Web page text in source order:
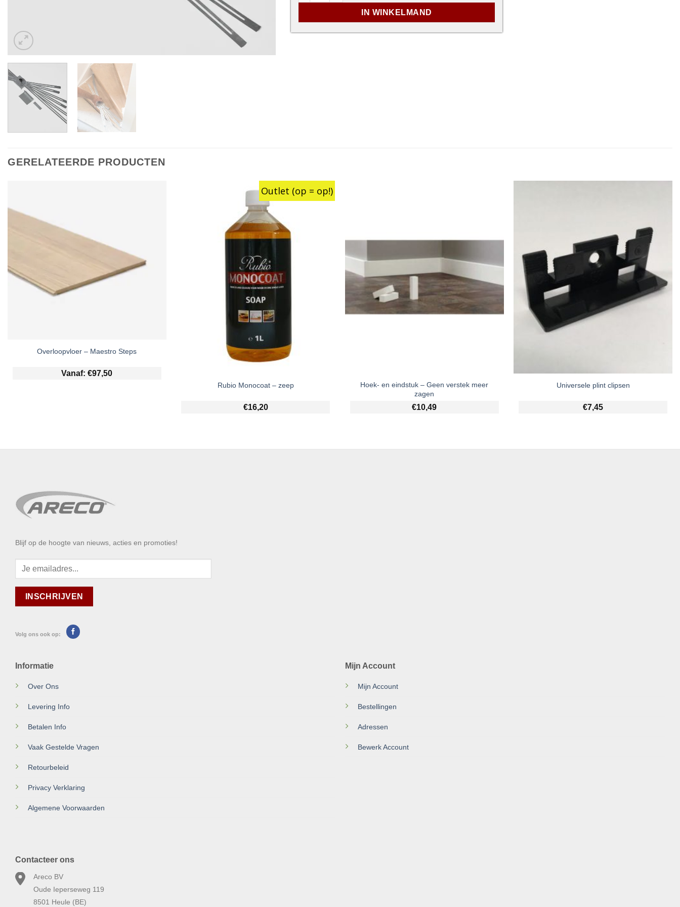
IN WINKELMAND
GERELATEERDE PRODUCTEN
Overloopvloer – Maestro Steps
Vanaf:€97,50
Outlet (op = op!)
Rubio Monocoat – zeep
€16,20
Hoek- en eindstuk – Geen verstek meer
zagen
€10,49
Universele plint clipsen
€7,45
Blijf op de hoogte van nieuws, acties en promoties!
Volg ons ook op:
Informatie
Over Ons
Levering Info
Betalen Info
Vaak Gestelde Vragen
Retourbeleid
Privacy Verklaring
Algemene Voorwaarden
Mijn Account
Mijn Account
Bestellingen
Adressen
Bewerk Account
Contacteer ons
Areco BV
Oude Ieperseweg 119
8501 Heule (BE)